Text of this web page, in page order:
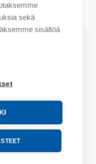
sekä
sisältöä